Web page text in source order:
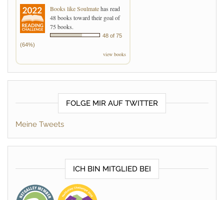
Books like Soulmatehas read
48 books toward their goal of
75 books.
48 of 75
(64%)
view books
FOLGE MIR AUF TWITTER
Meine Tweets
ICH BIN MITGLIED BEI